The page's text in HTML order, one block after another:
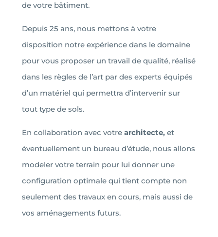
de votre bâtiment.
Depuis 25 ans, nous mettons à votre
disposition notre expérience dans le domaine
pour vous proposer un travail de qualité, réalisé
dans les règles de l’art par des experts équipés
d’un matériel qui permettra d’intervenir sur
tout type de sols.
En collaboration avec votre architecte,et
éventuellement un bureau d’étude, nous allons
modeler votre terrain pour lui donner une
configuration optimale qui tient compte non
seulement des travaux en cours, mais aussi de
vos aménagements futurs.